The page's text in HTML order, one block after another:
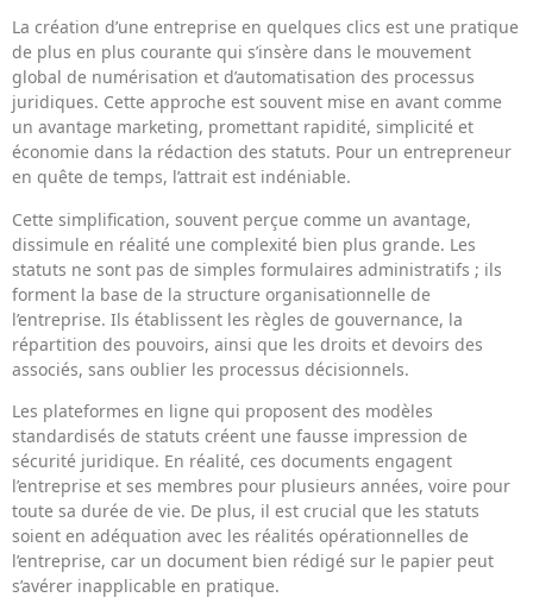
La création d’une entreprise en quelques clics est une pratique
de plus en plus courante qui s’insère dans le mouvement
global de numérisation et d’automatisation des processus
juridiques. Cette approche est souvent mise en avant comme
un avantage marketing, promettant rapidité, simplicité et
économie dans la rédaction des statuts. Pour un entrepreneur
en quête de temps, l’attrait est indéniable.
Cette simplification, souvent perçue comme un avantage,
dissimule en réalité une complexité bien plus grande. Les
statuts ne sont pas de simples formulaires administratifs ; ils
forment la base de la structure organisationnelle de
l’entreprise. Ils établissent les règles de gouvernance, la
répartition des pouvoirs, ainsi que les droits et devoirs des
associés, sans oublier les processus décisionnels.
Les plateformes en ligne qui proposent des modèles
standardisés de statuts créent une fausse impression de
sécurité juridique. En réalité, ces documents engagent
l’entreprise et ses membres pour plusieurs années, voire pour
toute sa durée de vie. De plus, il est crucial que les statuts
soient en adéquation avec les réalités opérationnelles de
l’entreprise, car un document bien rédigé sur le papier peut
s’avérer inapplicable en pratique.